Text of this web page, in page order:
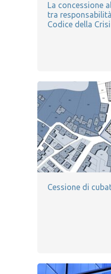
La concessione
tra
Codice della Crisi
Cessione di